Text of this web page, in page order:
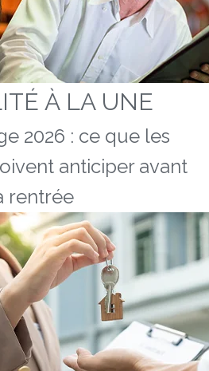
À LA UNE
2026 : ce que les
anticiper avant
rentrée